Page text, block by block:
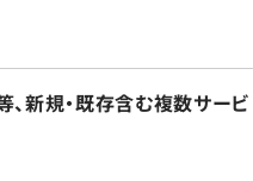
新規・既存含む複数サービ